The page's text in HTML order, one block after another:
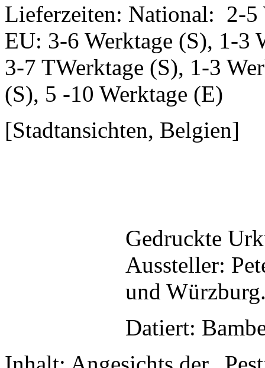
Lieferzeiten: National: 2-5
EU: 3-6 Werktage (S), 1-3
3-7 TWerktage (S), 1-3
(S), 5 -10 Werktage (E)
[Stadtansichten, Belgien]
Gedruckte
Aussteller:
und
Datiert: